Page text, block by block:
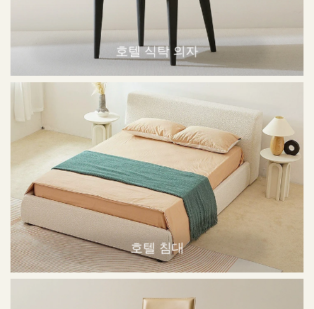
호텔 식탁 의자
호텔 침대